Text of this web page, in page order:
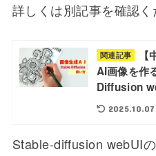
詳しくは別記事を確認く
関連記事
AI画像を作
Diffusion
2025.10.07
Stable-diffusion webUI